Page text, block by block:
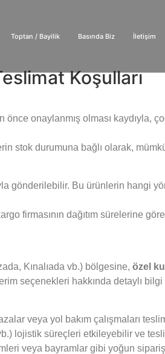
Toptan / Bayilik Basında Biz İletişim
Koşulları
önce onaylanmış olması kaydıyla,
stok durumuna bağlı olarak,
gönderilebilir. Bu ürünlerin hangi
firmasının dağıtım sürelerine
Kınalıada vb.) bölgesine, özel
seçenekleri hakkında detaylı
veya yol bakım çalışmaları
lojistik süreçleri etkileyebilir ve
veya bayramlar gibi yoğun